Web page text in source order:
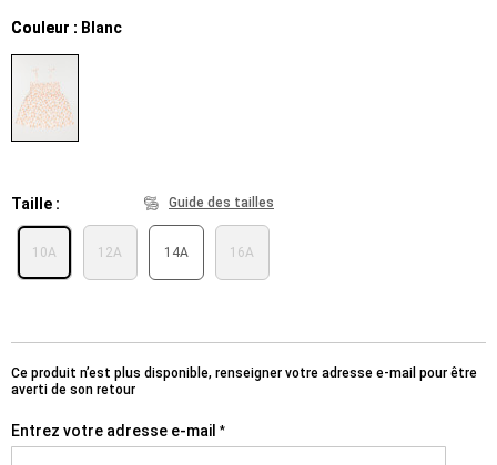
Couleur
Couleur : Blanc
Taille Guide des tailles
10A 12A 14A 16A
Ce produit n’est plus disponible, renseigner votre adresse e-mail pour être
averti de son retour
Entrez votre adresse e-mail *